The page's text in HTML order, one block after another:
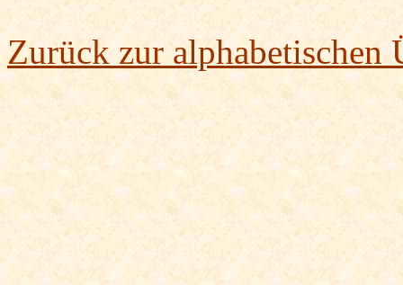
Zurück zur alphabetischen